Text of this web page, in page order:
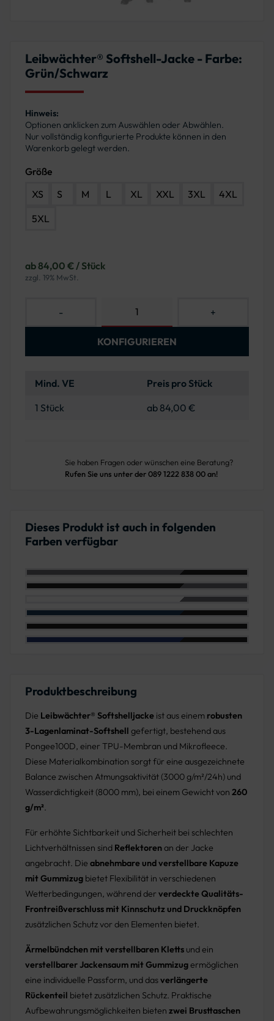
Leibwächter® Softshell-Jacke - Farbe:
Grün/Schwarz
Hinweis:
Optionen anklicken zum Auswählen oder Abwählen.
Nur vollständig konfigurierte Produkte können in den
Warenkorb gelegt werden.
Größe
XS
S M L XL XXL 3XL
4XL
5XL
ab 84,00 € / Stück
zzgl. 19% MwSt.
- +
KONFIGURIEREN
Mind. VE
Preis pro Stück
1 Stück
ab 84,00 €
Sie haben Fragen oder wünschen eine Beratung?
Rufen Sie uns unter der 089 1222 838 00 an!
Dieses Produkt ist auch in folgenden
Farben verfügbar
Farbe: Grau/Schwarz
Farbe: Schwarz/Grau
Farbe: Weiß/Grau
Farbe: Marine/Schwarz
Farbe: Schwarz
Farbe: Kornblau/Schwarz
Produktbeschreibung
Die Leibwächter® Softshelljacke ist aus einem robusten
3-Lagenlaminat-Softshell gefertigt, bestehend aus
Pongee100D, einer TPU-Membran und Mikrofleece.
Diese Materialkombination sorgt für eine ausgezeichnete
Balance zwischen Atmungsaktivität (3000 g/m²/24h) und
Wasserdichtigkeit (8000 mm), bei einem Gewicht von 260
g/m².
Für erhöhte Sichtbarkeit und Sicherheit bei schlechten
Lichtverhältnissen sind Reflektorenan der Jacke
angebracht. Die abnehmbare und verstellbare Kapuze
mit Gummizug bietet Flexibilität in verschiedenen
Wetterbedingungen, während der verdeckte Qualitäts-
Frontreißverschluss mit Kinnschutz und Druckknöpfen
zusätzlichen Schutz vor den Elementen bietet.
Ärmelbündchen mit verstellbaren Kletts und ein
verstellbarer Jackensaum mit Gummizugermöglichen
eine individuelle Passform, und dasverlängerte
Rückenteil bietet zusätzlichen Schutz. Praktische
Aufbewahrungsmöglichkeiten bieten zwei Brusttaschen